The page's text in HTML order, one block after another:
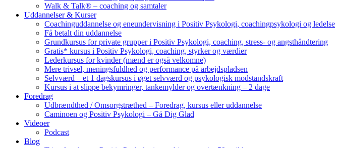
Walk & Talk® – coaching og samtaler
Uddannelser & Kurser
Coachinguddannelse og eneundervisning i Positiv Psykologi, coachingpsykologi og ledelse
Få betalt din uddannelse
Grundkursus for private grupper i Positiv Psykologi, coaching, stress- og angsthåndtering
Gratis* kursus i Positiv Psykologi, coaching, styrker og værdier
Lederkursus for kvinder (mænd er også velkomne)
Mere trivsel, meningsfuldhed og performance på arbejdspladsen
Selvværd – et 1 dagskursus i øget selvværd og psykologisk modstandskraft
Kursus i at slippe bekymringer, tankemylder og overtænkning – 2 dage
Foredrag
Udbrændthed / Omsorgstræthed – Foredrag, kursus eller uddannelse
Caminoen og Positiv Psykologi – Gå Dig Glad
Videoer
Podcast
Blog